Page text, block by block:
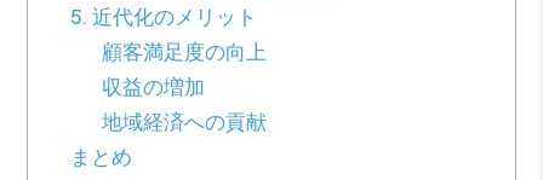
5. 近代化のメリット
顧客満足度の向上
収益の増加
地域経済への貢献
まとめ